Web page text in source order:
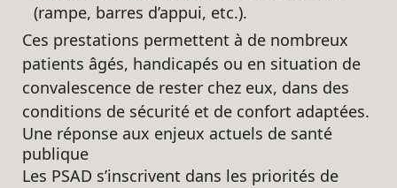
(rampe, barres d’appui, etc.).
Ces prestations permettent à de nombreux
patients âgés, handicapés ou en situation de
convalescence de rester chez eux, dans des
conditions de sécurité et de confort adaptées.
Une réponse aux enjeux actuels de santé
publique
Les PSAD s’inscrivent dans les priorités de